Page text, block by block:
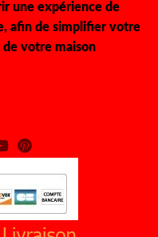
une expérience de
afin de simplifier votre
votre maison